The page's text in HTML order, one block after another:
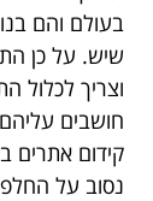
בעולם והם
שיש. על כן
וצריך לכלול
חושבים
קידום אתרים
נסוב על